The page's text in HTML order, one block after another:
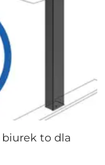
biurek to dla